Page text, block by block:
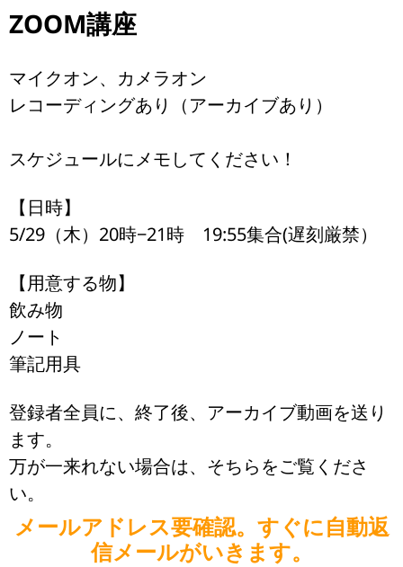
ZOOM講座
マイクオン、カメラオン
レコーディングあり（アーカイブあり）
スケジュールにメモしてください！
【日時】
5/29（木）20時−21時 19:55集合(遅刻厳禁）
【用意する物】
飲み物
ノート
筆記用具
登録者全員に、終了後、アーカイブ動画を送り
ます。
万が一来れない場合は、そちらをご覧くださ
い。
メールアドレス要確認。すぐに自動返
信メールがいきます。